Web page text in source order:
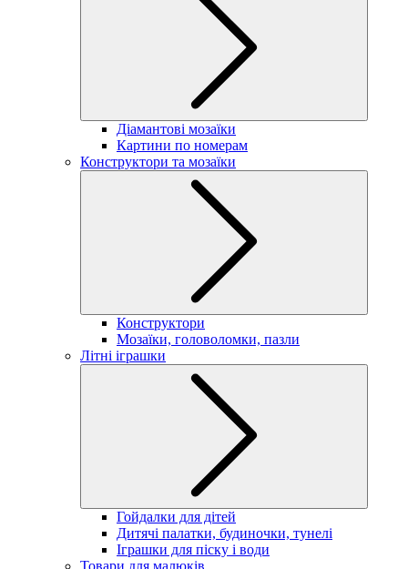
Діамантові мозаїки
Картини по номерам
Конструктори та мозаїки
Конструктори
Мозаїки, головоломки, пазли
Літні іграшки
Гойдалки для дітей
Дитячі палатки, будиночки, тунелі
Іграшки для піску і води
Товари для малюків